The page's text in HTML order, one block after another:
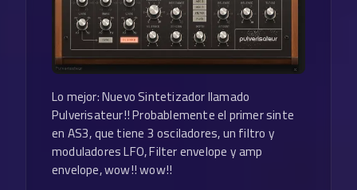
Lo mejor: Nuevo Sintetizador llamado
Pulverisateur!! Probablemente el primer sinte
en AS3, que tiene 3 osciladores, un filtro y
moduladores LFO, Filter envelope y amp
envelope, wow!! wow!!